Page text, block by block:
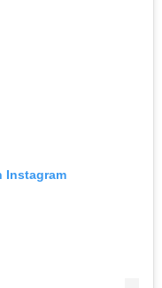
Instagram